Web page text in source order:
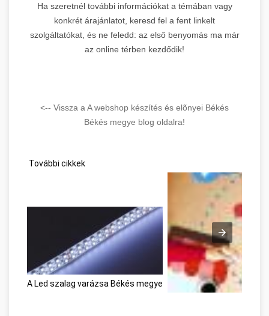
Ha szeretnél további információkat a témában vagy
konkrét árajánlatot, keresd fel a fent linkelt
szolgáltatókat, és ne feledd: az első benyomás ma már
az online térben kezdődik!
<-- Vissza a A webshop készítés és elõnyei Békés
Békés megye blog oldalra!
További cikkek
A Led szalag varázsa Békés megye